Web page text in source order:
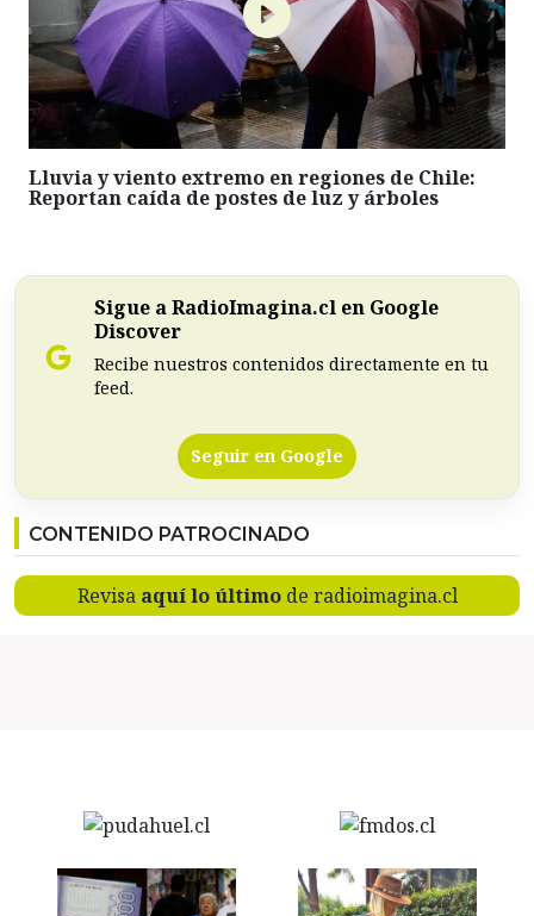
Lluvia y viento extremo en regiones de Chile:
Reportan caída de postes de luz y árboles
Sigue a RadioImagina.cl en Google
Discover
Recibe nuestros contenidos directamente en tu
feed.
Seguir en Google
CONTENIDO PATROCINADO
Revisa aquí lo últimode radioimagina.cl